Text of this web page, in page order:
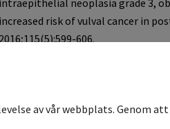
av vår webbplats. Genom att